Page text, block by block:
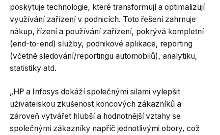
poskytuje technologie, které transformují a optimalizují
využívání zařízení v podnicích. Toto řešení zahrnuje
nákup, řízení a používání zařízení, pokrývá kompletní
(end-to-end) služby, podnikové aplikace, reporting
(včetně sledování/reportingu automobilů), analytiku,
statistiky atd.
„HP a Infosys dokáží společnými silami vylepšit
uživatelskou zkušenost koncových zákazníků a
zároveň vytvářet hlubší a hodnotnější vztahy se
společnými zákazníky napříč jednotlivými obory, což